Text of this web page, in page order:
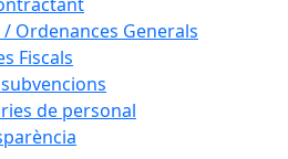
Ordenances Generals
Fiscals
de personal